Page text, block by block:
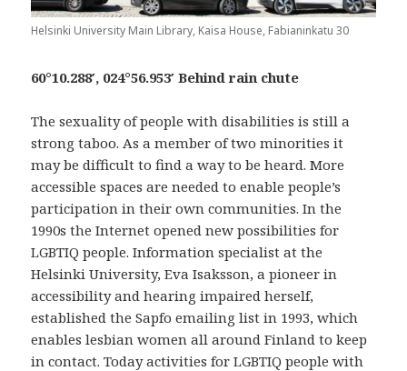
Helsinki University Main Library, Kaisa House, Fabianinkatu 30
60°10.288′, 024°56.953′ Behind rain chute
The sexuality of people with disabilities is still a
strong taboo. As a member of two minorities it
may be difficult to find a way to be heard. More
accessible spaces are needed to enable people’s
participation in their own communities. In the
1990s the Internet opened new possibilities for
LGBTIQ people. Information specialist at the
Helsinki University, Eva Isaksson, a pioneer in
accessibility and hearing impaired herself,
established the Sapfo emailing list in 1993, which
enables lesbian women all around Finland to keep
in contact. Today activities for LGBTIQ people with